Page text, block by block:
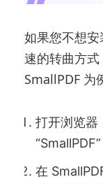
如果您不想
速的转曲方
SmallPDF 为
打开浏览器
在